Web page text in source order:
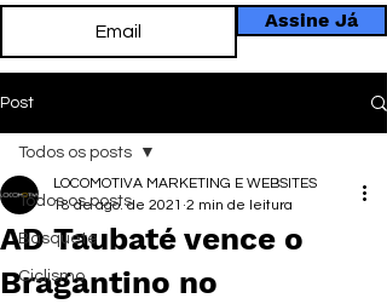
Assine Já
Post
Todos os posts
Basquete
Ciclismo
Todos os posts
AD Taubaté vence o
Bragantino no
LOCOMOTIVA MARKETING E WEBSITES
18 de ago. de 2021 2 min de leitura